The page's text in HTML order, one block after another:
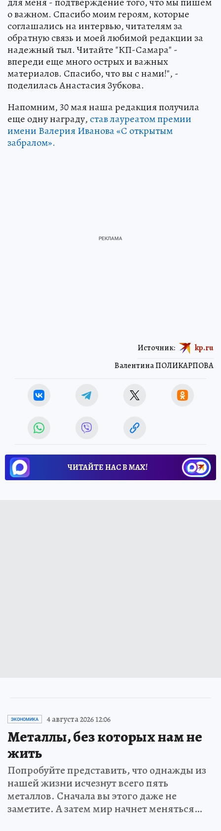
о важном. Спасибо моим героям, которые
соглашались на интервью, читателям за
обратную связь и моей любимой редакции за
надежный тыл. Читайте "КП-Самара" -
впереди еще много острых и важных
материалов. Спасибо, что вы с нами!", -
поделилась Анастасия Зубкова.
Напомним, 30 мая наша редакция получила
еще одну награду, став лауреатом премии
имени Валерия Иванова «С открытым
забралом».
Валентина ПОЛИКАРПОВА
Источник: kp.ru
ЧИТАЙТЕ НАС В МАХ!
ЭКОНОМИКА 4 августа 2026 12:06
Металлы, без которых нам не
жить
Попробуйте представить, что однажды из
нашей жизни исчезнут всего пять
металлов. Сначала вы этого даже не
заметите. А затем мир начнет меняться…